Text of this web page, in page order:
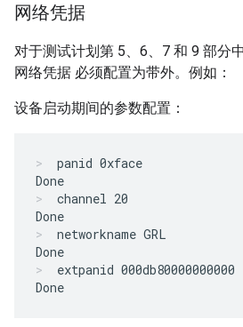
网络凭据
对于测试计划第 5、6、7 和 9 部分
网络凭据 必须配置为带外。例如：
设备启动期间的参数配置：
panid 0xface
Done
channel 20
Done
networkname GRL
Done
extpanid 000db80000000000
Done